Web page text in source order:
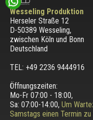
Wesseling Produktion
Herseler Straße 12
D-50389 Wesseling,
zwischen Köln und Bonn
Deutschland
TEL: +49 2236 9444916
Öffnungszeiten:
Mo-Fr 07:00 - 18:00,
Sa: 07:00-14:00, Um
Samstags einen Termin